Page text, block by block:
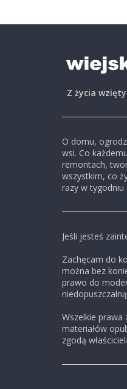
s
k
i
,
b
l
o
g
c
z
a
Z życia
O domu,
wsi. Co
remontach,
wszystkim, co
razy w tygodniu
Jeśli jesteś
Zachęcam do
można bez
prawo do
Wszelkie prawa
materiałów
zgodą